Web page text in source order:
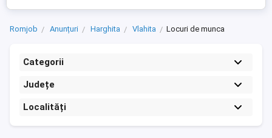
la testarea sistemelor complexe, utilizand
Romjob Anunțuri Harghita Vlahita Locuri de munca
Categorii
Județe
Localități